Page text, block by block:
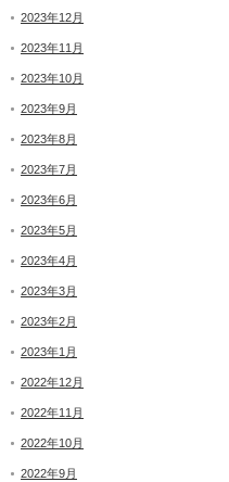
2023年12月
2023年11月
2023年10月
2023年9月
2023年8月
2023年7月
2023年6月
2023年5月
2023年4月
2023年3月
2023年2月
2023年1月
2022年12月
2022年11月
2022年10月
2022年9月